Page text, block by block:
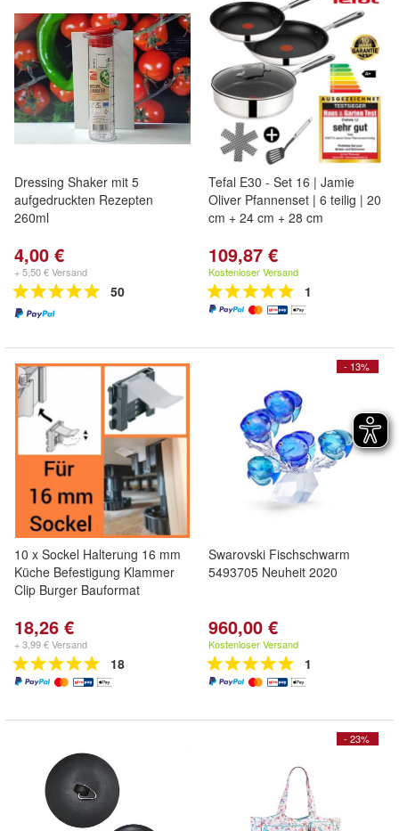
Dressing Shaker mit 5
aufgedruckten Rezepten
260ml
4,00 €
+ 5,50 € Versand
50
Tefal E30 - Set 16 | Jamie
Oliver Pfannenset | 6 teilig | 20
cm + 24 cm + 28 cm
109,87 €
Kostenloser Versand
1
10 x Sockel Halterung 16 mm
Küche Befestigung Klammer
Clip Burger Bauformat
18,26 €
+ 3,99 € Versand
18
- 13%
Swarovski Fischschwarm
5493705 Neuheit 2020
960,00 €
Kostenloser Versand
1
- 23%